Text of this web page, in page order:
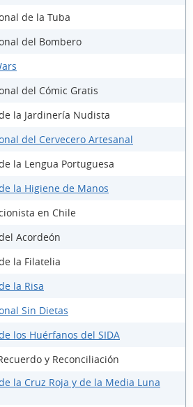
de la Tuba
del Bombero
del Cómic Gratis
la Jardinería Nudista
del Cervecero Artesanal
la Lengua Portuguesa
la Higiene de Manos
en Chile
Acordeón
la Filatelia
la Risa
Sin Dietas
los Huérfanos del SIDA
y Reconciliación
la Cruz Roja y de la Media Luna